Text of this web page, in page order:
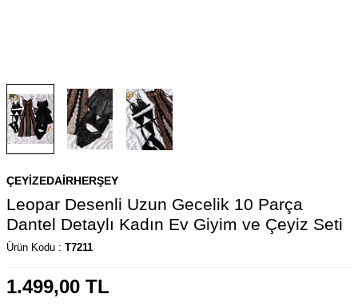
ÇEYIZEDAIRHERŞEY
Leopar Desenli Uzun Gecelik 10 Parça
Dantel Detaylı Kadın Ev Giyim ve Çeyiz Seti
Ürün Kodu : T7211
1.499,00 TL